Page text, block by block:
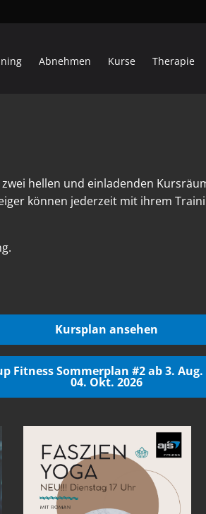
Abnehmen Kurse Therapie
hellen und einladenden
können jederzeit mit ihrem
Kursplan ansehen
Fitness Sommerplan #2 ab 3. Aug.
04. Okt. 2026